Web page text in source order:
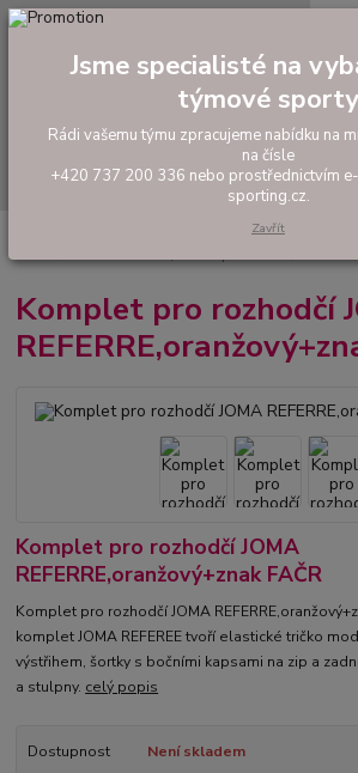
tel: +420 737 200 336
Oblečení pro rozhodčí
rozhodčí JOMA REFERRE,oranžový+znak FAČR
Komplet pro rozhodčí
Komplet pro rozhodčí JOMA
REFERRE,oranžový+znak FAČR
Komplet pro rozhodčí JOMA
komplet JOMA REFEREE tvoří elastické tričko
výstřihem, šortky s bočními kapsami na zip a
a stulpny. celý popis
Dostupnost
Není skladem
Jsme specialisté na
týmové sporty
Rádi vašemu týmu zpracujeme nabídku na
na čísle
+420 737 200 336 nebo prostřednictvím
sporting.cz.
Zavřít